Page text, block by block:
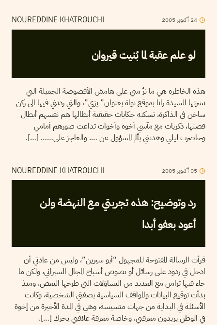
NOUREDDINE KHATROUCHI 24 أكتوبر 2005
لو علم عقبة لما بُنيت قيروان
هذه الخاطرة هي ما نزٌ مني على هامش الأقصوصة الجميلة التي
نشرتها السيدة رانا بموقع نواة بعنوان” يزي”، والتي ردتني فيها الى ركن
ساخن في الذاكرة، تسكنه حكايات حقيقية أبطالها هم نفسهم أبطال
قصتها، ذكريات مع مآسي أخوة وأخوات تداعت صورهم أمامي
وحاصرت ليلي وهدتني بألم المسؤول عن …. والعاجز على…… […].
NOUREDDINE KHATROUCHI 05أكتوبر 2005
رد وتوضيح: هذه تجربتي مع النهضة ولن
أعود بعفو أبدا
قرأت الرسالة المفتوحة للمجهول “أبو سيرين”، وليس من عادتي أن
ادخل في ردود على رسائل أو نصوص أشباح المجال السبراني، ولكن ما
جاء فيها تزامن مع العديد من التساؤلات التي طرحها البعض، ومنذ
بدأت توقيع البيانات والمواقف السياسية بصفتي الشخصية، وكانت
الأسئلة في البداية من جهات متسيسة، وهي في المدة الأخيرة من إخوة
في الوطن يريدون معرفتي، وخاصة معرفة علاقتي بحرك […].